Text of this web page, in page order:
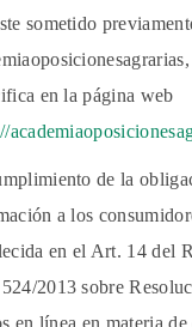
sometido
en la página web
de la
a los
en el Art. 14 del
2013 sobre